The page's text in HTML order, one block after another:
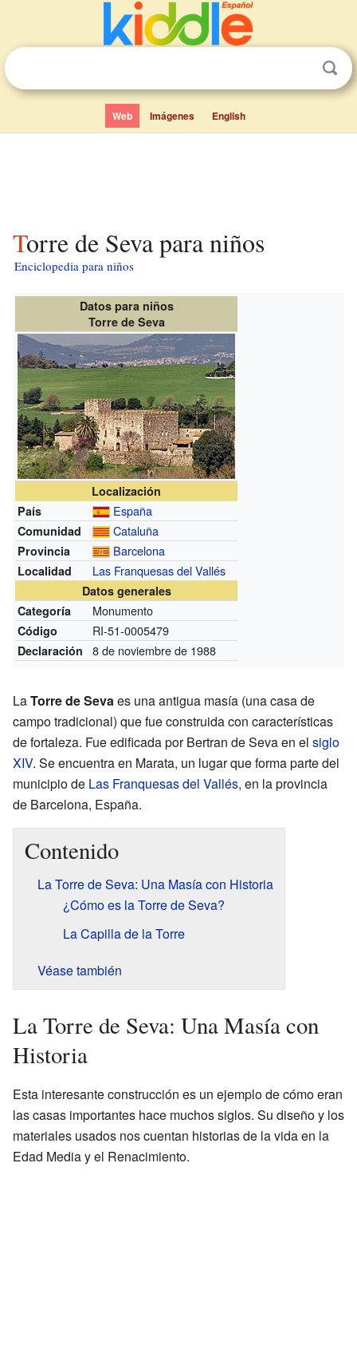
Web Imágenes English
Torre de Seva para niños
Enciclopedia para niños
Datos para niños
Torre de Seva
Localización
País
España
Comunidad Cataluña
Provincia Barcelona
Localidad Las Franquesas del Vallés
Datos generales
Categoría
Monumento
Código RI-51-0005479
Declaración 8 de noviembre de 1988
LaTorre de Sevaes una antigua masía (una casa de
campo tradicional) que fue construida con características
de fortaleza. Fue edificada por Bertran de Seva en el siglo
XIV. Se encuentra en Marata, un lugar que forma parte del
municipio de Las Franquesas del Vallés, en la provincia
de Barcelona, España.
Contenido
La Torre de Seva: Una Masía con Historia
¿Cómo es la Torre de Seva?
La Capilla de la Torre
Véase también
La Torre de Seva: Una Masía con
Historia
Esta interesante construcción es un ejemplo de cómo eran
las casas importantes hace muchos siglos. Su diseño y los
materiales usados nos cuentan historias de la vida en la
Edad Media y el Renacimiento.